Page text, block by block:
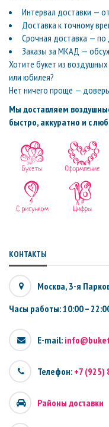
Интервал доставки —
Доставка к точному
Срочная доставка — по
Заказы за МКАД —
Хотите букет из
или юбилея?
Нет ничего проще —
Мы доставляем
быстро, аккуратно и с
КОНТАКТЫ
Москва, 3-я
Часы работы: 10:00 –
E-mail:
Телефон: +7 (925)
Районы доставки